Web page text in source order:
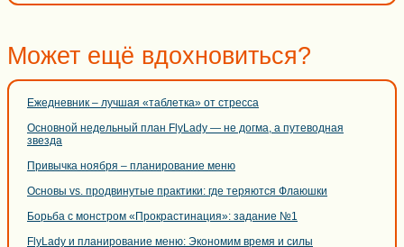
Может ещё вдохновиться?
Ежедневник – лучшая «таблетка» от стресса
Основной недельный план FlyLady — не догма, а путеводная
звезда
Привычка ноября – планирование меню
Основы vs. продвинутые практики: где теряются Флаюшки
Борьба с монстром «Прокрастинация»: задание №1
FlyLady и планирование меню: Экономим время и силы